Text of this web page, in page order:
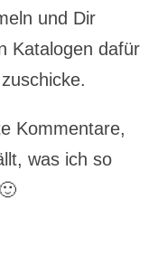
und Dir
Katalogen dafür
Kommentare,
was ich so